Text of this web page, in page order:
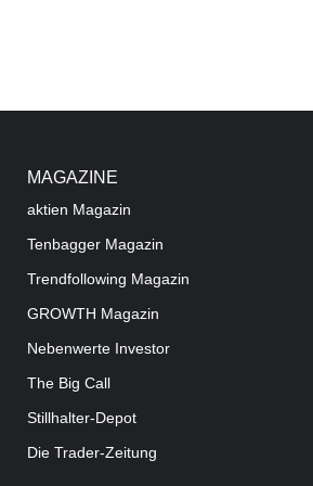
MAGAZINE
aktien Magazin
Tenbagger Magazin
Trendfollowing Magazin
GROWTH Magazin
Nebenwerte Investor
The Big Call
Stillhalter-Depot
Die Trader-Zeitung